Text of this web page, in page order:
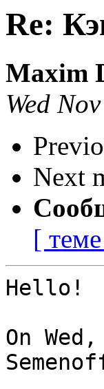
Re:
Maxim
Wed
Next
[
Hello!
On